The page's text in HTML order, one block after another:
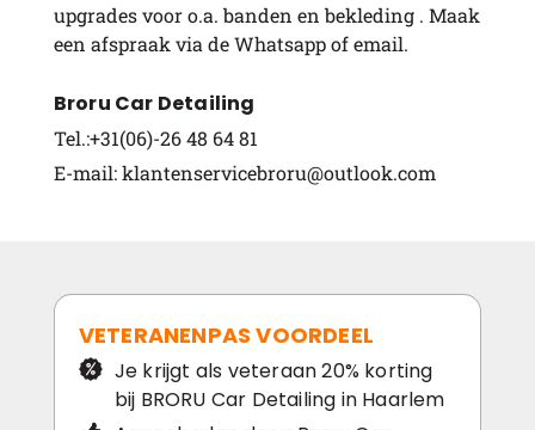
upgrades voor o.a. banden en bekleding . Maak
een afspraak via de Whatsapp of email.
Broru Car Detailing
Tel.:+31(06)-26 48 64 81
E-mail: klantenservicebroru@outlook.com
VETERANENPAS VOORDEEL
Je krijgt als veteraan 20% korting
bij BRORU Car Detailing in Haarlem